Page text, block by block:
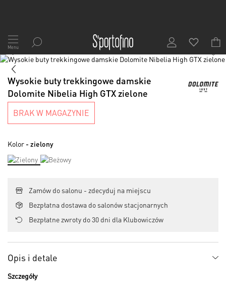
Przejdź
do
treści
Menu
Skip
the
end
images
gallery
1/8
Skip
the
beginning
images
Wysokie buty trekkingowe damskie
Dolomite Nibelia High GTX zielone
BRAK W MAGAZYNIE
Kolor - zielony
Zamów do salonu - zdecyduj na miejscu
Bezpłatna dostawa do salonów stacjonarnych
Bezpłatne zwroty do 30 dni dla Klubowiczów
Opis i detale
Szczegóły